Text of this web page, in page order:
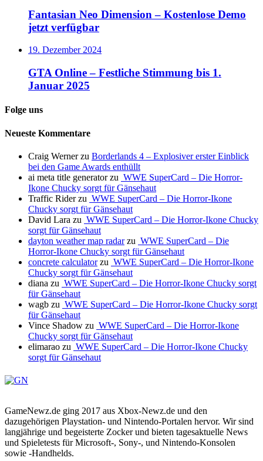
Fantasian Neo Dimension – Kostenlose Demo
jetzt verfügbar
19. Dezember 2024
GTA Online – Festliche Stimmung bis 1.
Januar 2025
Folge uns
Neueste Kommentare
Craig Wernerzu Borderlands 4 – Explosiver erster Einblick
bei den Game Awards enthüllt
ai meta title generatorzu WWE SuperCard – Die Horror-
Ikone Chucky sorgt für Gänsehaut
Traffic Riderzu WWE SuperCard – Die Horror-Ikone
Chucky sorgt für Gänsehaut
David Lara zu WWE SuperCard – Die Horror-Ikone Chucky
sorgt für Gänsehaut
dayton weather map radarzu WWE SuperCard – Die
Horror-Ikone Chucky sorgt für Gänsehaut
concrete calculatorzu WWE SuperCard – Die Horror-Ikone
Chucky sorgt für Gänsehaut
diana zu WWE SuperCard – Die Horror-Ikone Chucky sorgt
für Gänsehaut
wagb zu WWE SuperCard – Die Horror-Ikone Chucky sorgt
für Gänsehaut
Vince Shadow zu WWE SuperCard – Die Horror-Ikone
Chucky sorgt für Gänsehaut
elimarao zu WWE SuperCard – Die Horror-Ikone Chucky
sorgt für Gänsehaut
GameNewz.de ging 2017 aus Xbox-Newz.de und den
dazugehörigen Playstation- und Nintendo-Portalen hervor. Wir sind
langjährige und begeisterte Zocker und bieten tagesaktuelle News
und Spieletests für Microsoft-, Sony-, und Nintendo-Konsolen
sowie -Handhelds.